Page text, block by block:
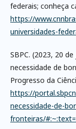
federais; conheça
https://
universidades-
SBPC. (2023, 20
necessidade de
Progresso da
https://
necessidade-de-
fronteiras/